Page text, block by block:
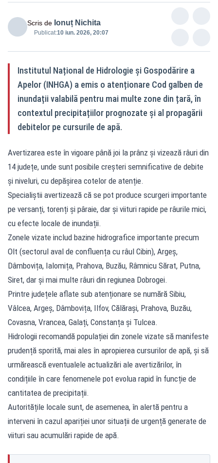
Scris de Ionuț Nichita
Publicat:10 iun. 2026, 20:07
Institutul Național de Hidrologie și Gospodărire a
Apelor (INHGA) a emis o atenționare Cod galben de
inundații valabilă pentru mai multe zone din țară, în
contextul precipitațiilor prognozate și al propagării
debitelor pe cursurile de apă.
Avertizarea este în vigoare până joi la prânz și vizează râuri din
14 județe, unde sunt posibile creșteri semnificative de debite
și niveluri, cu depășirea cotelor de atenție.
Specialiștii avertizează că se pot produce scurgeri importante
pe versanți, torenți și pâraie, dar și viituri rapide pe râurile mici,
cu efecte locale de inundații.
Zonele vizate includ bazine hidrografice importante precum
Olt (sectorul aval de confluența cu râul Cibin), Argeș,
Dâmbovița, Ialomița, Prahova, Buzău, Râmnicu Sărat, Putna,
Siret, dar și mai multe râuri din regiunea Dobrogei.
Printre județele aflate sub atenționare se numără Sibiu,
Vâlcea, Argeș, Dâmbovița, Ilfov, Călărași, Prahova, Buzău,
Covasna, Vrancea, Galați, Constanța și Tulcea.
Hidrologii recomandă populației din zonele vizate să manifeste
prudență sporită, mai ales în apropierea cursurilor de apă, și să
urmărească eventualele actualizări ale avertizărilor, în
condițiile în care fenomenele pot evolua rapid în funcție de
cantitatea de precipitații.
Autoritățile locale sunt, de asemenea, în alertă pentru a
interveni în cazul apariției unor situații de urgență generate de
viituri sau acumulări rapide de apă.